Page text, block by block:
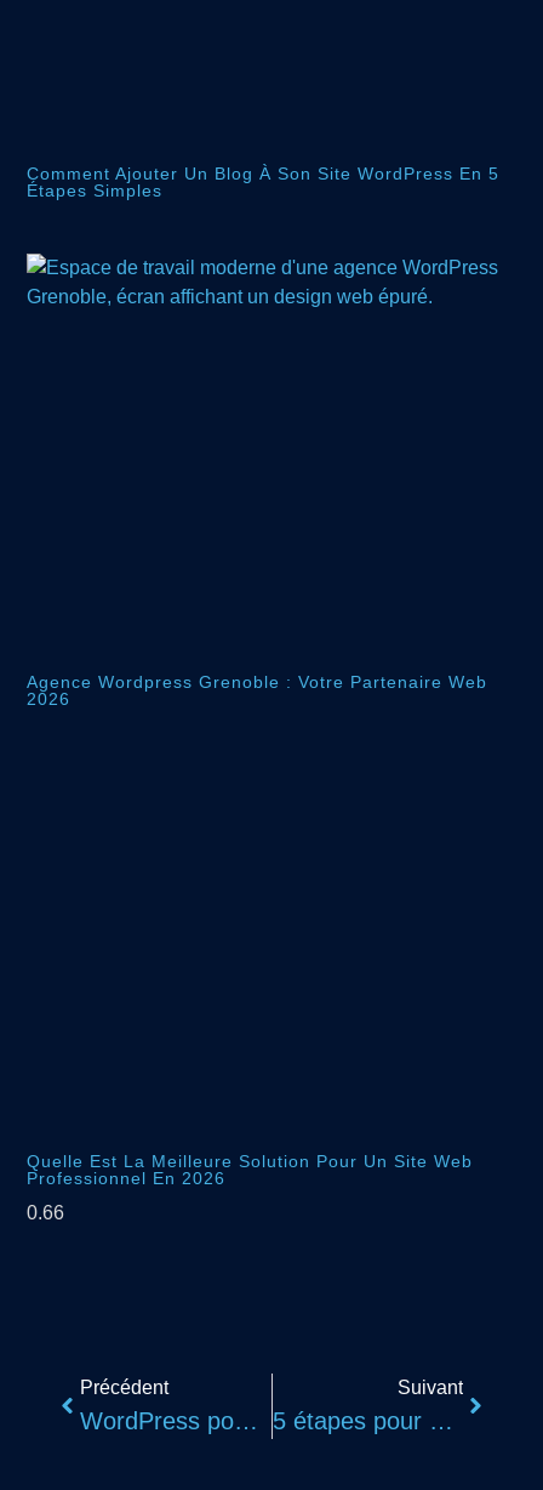
Comment Ajouter Un Blog À Son Site WordPress En 5
Étapes Simples
Agence Wordpress Grenoble : Votre Partenaire Web
2026
Quelle Est La Meilleure Solution Pour Un Site Web
Professionnel En 2026
Précédent
WordPress pour entreprises Lyon, votre partenaire digital sur mesure
Suivant
5 étapes pour améliorer le taux de conversion WooCommerce et doubler vos ventes